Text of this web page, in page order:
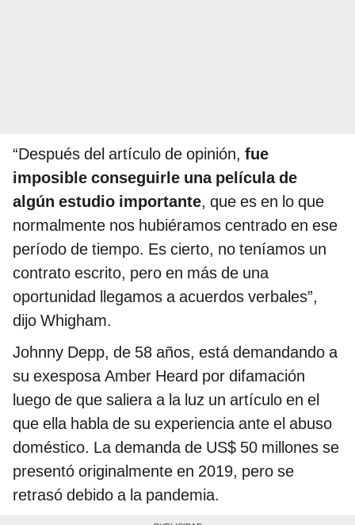
“Después del artículo de opinión, fue
imposible conseguirle una película de
algún estudio importante, que es en lo que
normalmente nos hubiéramos centrado en ese
período de tiempo. Es cierto, no teníamos un
contrato escrito, pero en más de una
oportunidad llegamos a acuerdos verbales”,
dijo Whigham.
Johnny Depp, de 58 años, está demandando a
su exesposa Amber Heard por difamación
luego de que saliera a la luz un artículo en el
que ella habla de su experiencia ante el abuso
doméstico. La demanda de US$ 50 millones se
presentó originalmente en 2019, pero se
retrasó debido a la pandemia.